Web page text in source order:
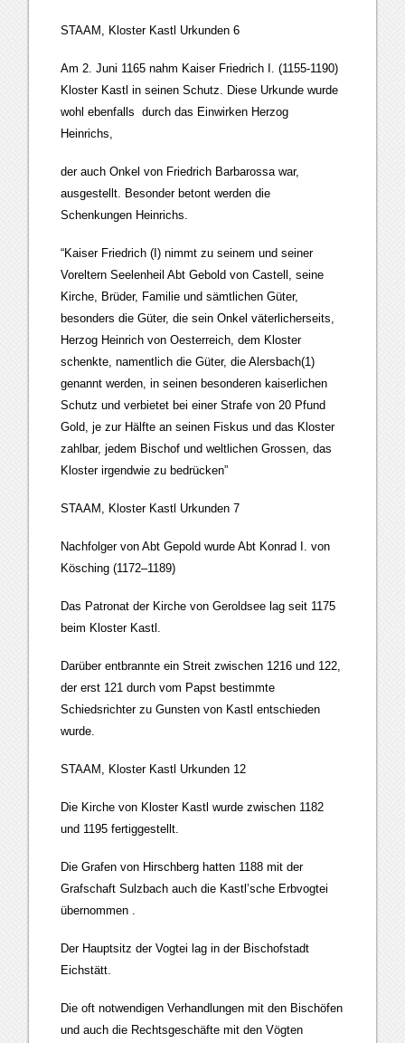
STAAM, Kloster Kastl Urkunden 6
Am 2. Juni 1165 nahm Kaiser Friedrich I. (1155-1190)
Kloster Kastl in seinen Schutz. Diese Urkunde wurde
wohl ebenfalls durch das Einwirken Herzog
Heinrichs,
der auch Onkel von Friedrich Barbarossa war,
ausgestellt. Besonder betont werden die
Schenkungen Heinrichs.
“Kaiser Friedrich (I) nimmt zu seinem und seiner
Voreltern Seelenheil Abt Gebold von Castell, seine
Kirche, Brüder, Familie und sämtlichen Güter,
besonders die Güter, die sein Onkel väterlicherseits,
Herzog Heinrich von Oesterreich, dem Kloster
schenkte, namentlich die Güter, die Alersbach(1)
genannt werden, in seinen besonderen kaiserlichen
Schutz und verbietet bei einer Strafe von 20 Pfund
Gold, je zur Hälfte an seinen Fiskus und das Kloster
zahlbar, jedem Bischof und weltlichen Grossen, das
Kloster irgendwie zu bedrücken”
STAAM, Kloster Kastl Urkunden 7
Nachfolger von Abt Gepold wurde Abt Konrad I. von
Kösching (1172–1189)
Das Patronat der Kirche von Geroldsee lag seit 1175
beim Kloster Kastl.
Darüber entbrannte ein Streit zwischen 1216 und 122,
der erst 121 durch vom Papst bestimmte
Schiedsrichter zu Gunsten von Kastl entschieden
wurde.
STAAM, Kloster Kastl Urkunden 12
Die Kirche von Kloster Kastl wurde zwischen 1182
und 1195 fertiggestellt.
Die Grafen von Hirschberg hatten 1188 mit der
Grafschaft Sulzbach auch die Kastl’sche Erbvogtei
übernommen .
Der Hauptsitz der Vogtei lag in der Bischofstadt
Eichstätt.
Die oft notwendigen Verhandlungen mit den Bischöfen
und auch die Rechtsgeschäfte mit den Vögten